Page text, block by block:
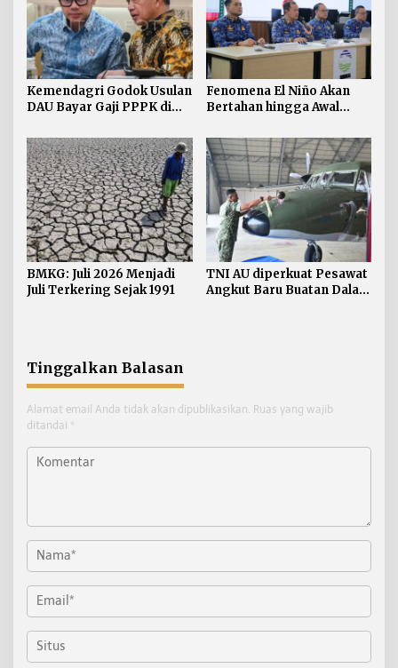
Kemendagri Godok Usulan
DAU Bayar Gaji PPPK di
Fenomena El Niño Akan
Bertahan hingga Awal
2027
BMKG: Juli 2026 Menjadi
Juli Terkering Sejak 1991
TNI AU diperkuat Pesawat
Angkut Baru Buatan Dalam
Tinggalkan Balasan
Alamat email Anda tidak akan dipublikasikan. Ruas yang wajib
ditandai *